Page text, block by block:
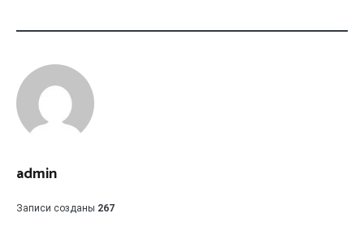
admin
Записи созданы 267